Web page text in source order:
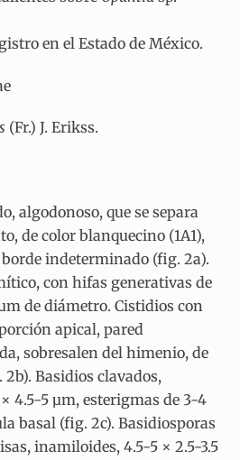
en el Estado de México.
(Fr.) J. Erikss.
algodonoso, que se separa
de color blanquecino (1A1),
indeterminado (fig. 2a).
con hifas generativas de
de diámetro. Cistidios con
apical, pared
sobresalen del himenio, de
Basidios clavados,
4.5-5 µm, esterigmas de 3-4
basal (fig. 2c). Basidiosporas
inamiloides, 4.5-5 × 2.5-3.5